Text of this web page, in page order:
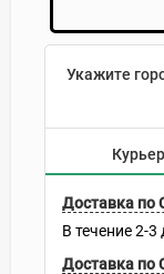
Укажите
Курьер
Доставка по
В течение2-3
Доставка по